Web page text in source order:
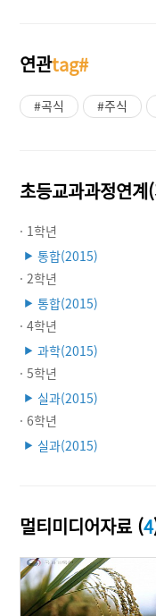
연관tag#
#곡식 #주식
초등교과과정연계
· 1학년
▶ 통합(2015)
· 2학년
▶ 통합(2015)
· 4학년
▶ 과학(2015)
· 5학년
▶ 실과(2015)
· 6학년
▶ 실과(2015)
멀티미디어자료 (4